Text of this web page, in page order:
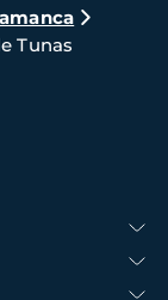
Tunas